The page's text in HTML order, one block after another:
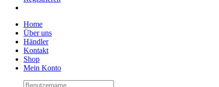
Home
Über uns
Händler
Kontakt
Shop
Mein Konto